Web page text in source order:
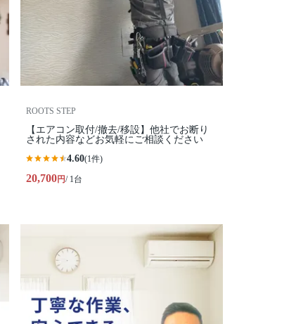
ROOTS STEP
【エアコン取付/撤去/移設】他社でお断り
された内容などお気軽にご相談ください
4.60(1件)
20,700円/ 1台